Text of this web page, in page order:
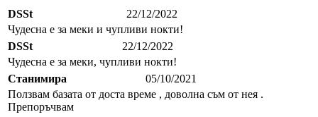
DSSt
22/12/2022
Чудесна е за меки и чупливи нокти!
DSSt
22/12/2022
Чудесна е за меки, чупливи нокти!
Станимира
05/10/2021
Ползвам базата от доста време , доволна съм от нея .
Препоръчвам